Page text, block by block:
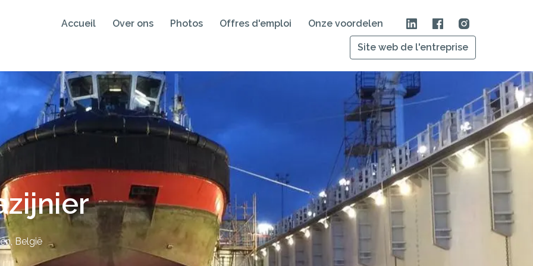
Accueil Over ons Photos Offres d'emploi Onze voordelen
Site web de l'entreprise
, België